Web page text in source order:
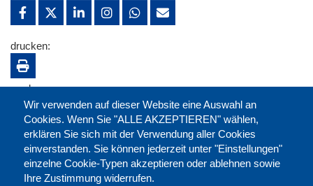
Wir verwenden auf dieser Website eine Auswahl an
Cookies. Wenn Sie "ALLE AKZEPTIEREN" wählen,
erklären Sie sich mit der Verwendung aller Cookies
einverstanden. Sie können jederzeit unter "Einstellungen"
einzelne Cookie-Typen akzeptieren oder ablehnen sowie
Ihre Zustimmung widerrufen.
drucken:
merken: